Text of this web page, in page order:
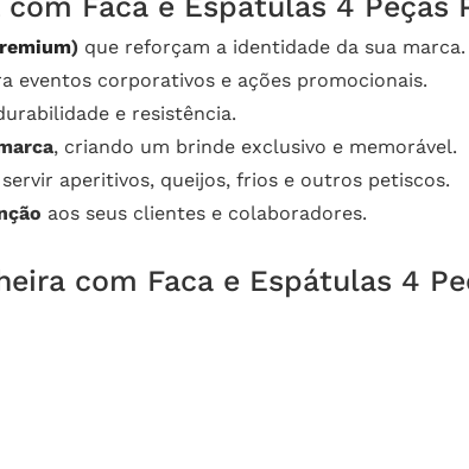
) que reforçam a identidade da sua marca.
eventos corporativos e ações promocionais.
e resistência.
, criando um brinde exclusivo e memorável.
aperitivos, queijos, frios e outros petiscos.
aos seus clientes e colaboradores.
com Faca e Espátulas 4